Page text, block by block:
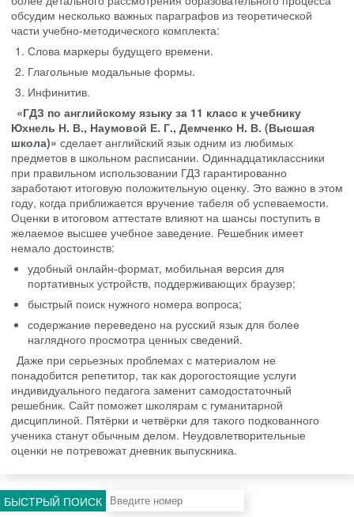
обсудим несколько важных параграфов из теоретической
части учебно-методического комплекта:
Слова маркеры будущего времени.
Глагольные модальные формы.
Инфинитив.
«ГДЗ по английскому языку за 11 класс к учебнику
Юхнель Н. В., Наумовой Е. Г., Демченко Н. В. (Высшая
школа)» сделает английский язык одним из любимых
предметов в школьном расписании. Одиннадцатиклассники
при правильном использовании ГДЗ гарантированно
заработают итоговую положительную оценку. Это важно в этом
году, когда приближается вручение табеля об успеваемости.
Оценки в итоговом аттестате влияют на шансы поступить в
желаемое высшее учебное заведение. Решебник имеет
немало достоинств:
удобный онлайн-формат, мобильная версия для
портативных устройств, поддерживающих браузер;
быстрый поиск нужного номера вопроса;
содержание переведено на русский язык для более
наглядного просмотра ценных сведений.
Даже при серьезных проблемах с материалом не
понадобится репетитор, так как дорогостоящие услуги
индивидуального педагога заменит самодостаточный
решебник. Сайт поможет школярам с гуманитарной
дисциплиной. Пятёрки и четвёрки для такого подкованного
ученика станут обычным делом. Неудовлетворительные
оценки не потревожат дневник выпускника.
БЫСТРЫЙ ПОИСК